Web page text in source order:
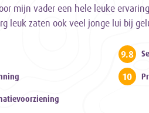
mijn vader een hele leuke
leuk zaten ook veel jonge lui bij
9.8
10